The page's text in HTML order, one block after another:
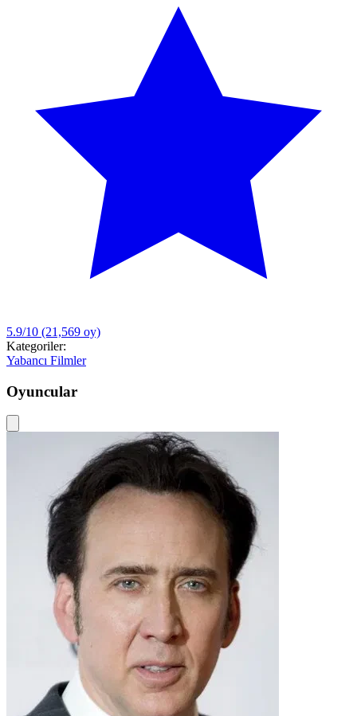
5.9/10 (21,569 oy)
Kategoriler:
Yabancı Filmler
Oyuncular